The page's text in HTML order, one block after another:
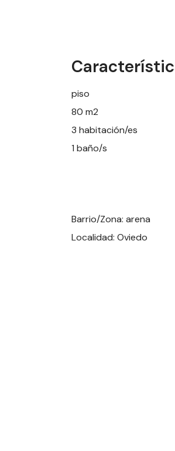
piso
80 m2
3 habitación/es
1 baño/s
Barrio/Zona: arena
Localidad: Oviedo